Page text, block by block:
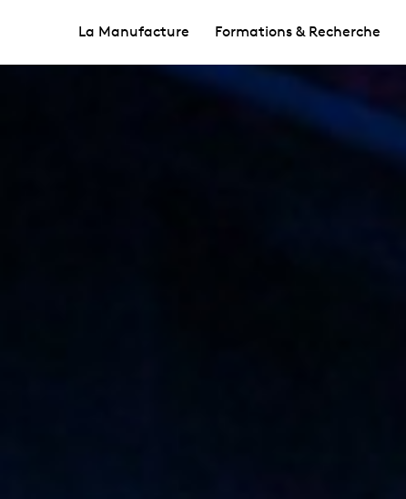
La Manufacture Formations & Recherche